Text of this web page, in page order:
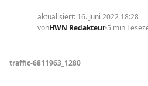
aktualisiert: 16. Juni 2022 18:28
vonHWN Redakteur 5 min
traffic-6811963_1280